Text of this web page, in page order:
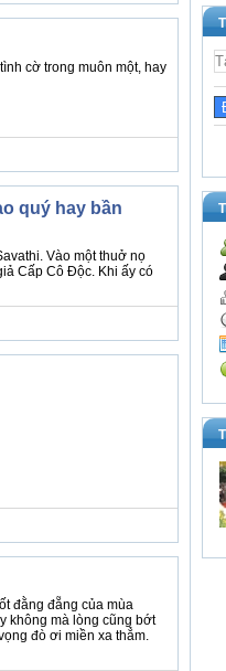
cờ trong muôn một, hay
quý hay bần
Vào một thuở nọ
Cấp Cô Độc. Khi ấy có
đằng đẵng của mùa
không mà lòng cũng bớt
đò ơi miền xa thẳm.